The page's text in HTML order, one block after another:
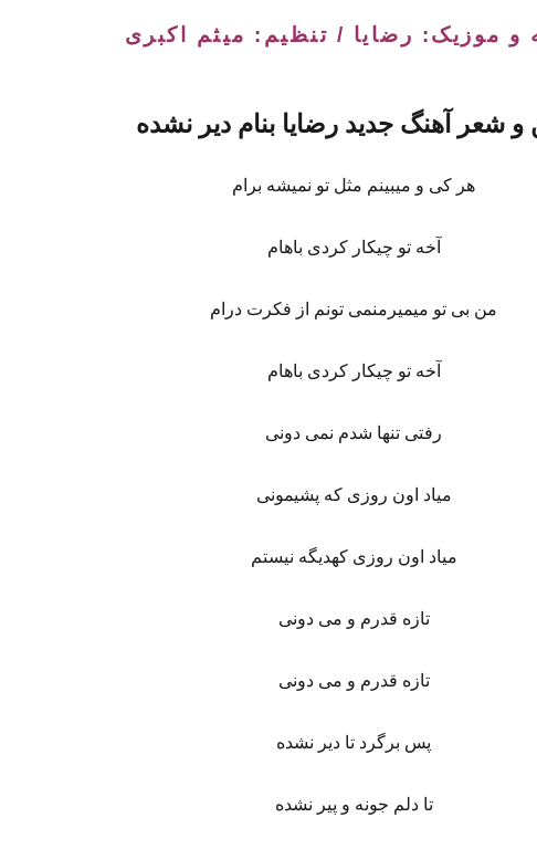
و موزیک: رضایا / تنظیم: میثم اکبری
و شعر آهنگ جدید رضایا بنام دیر نشده
هر کی و میبینم مثل تو نمیشه برام
آخه تو چیکار کردی باهام
من بی تو میمیرمنمی تونم از فکرت درام
آخه تو چیکار کردی باهام
رفتی تنها شدم نمی دونی
میاد اون روزی که پشیمونی
میاد اون روزی کهدیگه نیستم
تازه قدرم و می دونی
تازه قدرم و می دونی
پس برگرد تا دیر نشده
تا دلم جونه و پیر نشده